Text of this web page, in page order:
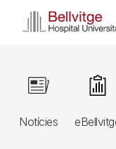
Navegació
principal
3r
Notícies
Image Image